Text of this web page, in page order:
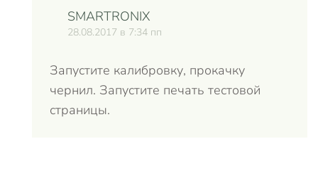
SMARTRONIX
28.08.2017 в 7:34 пп
Запустите калибровку, прокачку
чернил. Запустите печать тестовой
страницы.